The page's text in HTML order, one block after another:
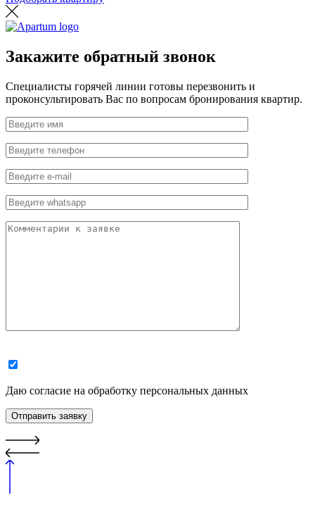
Закажите обратный звонок
Специалисты горячей линии готовы перезвонить и
проконсультировать Вас по вопросам бронирования квартир.
Даю согласие на обработку персональных данных
Отправить заявку